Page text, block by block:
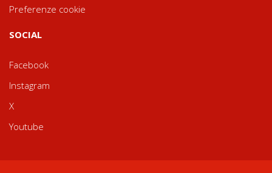
Preferenze cookie
SOCIAL
Facebook
Instagram
X
Youtube